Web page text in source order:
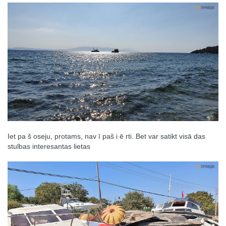
Iet pa š oseju, protams, nav ī paš i ē rti. Bet var satikt visā das
stulbas interesantas lietas